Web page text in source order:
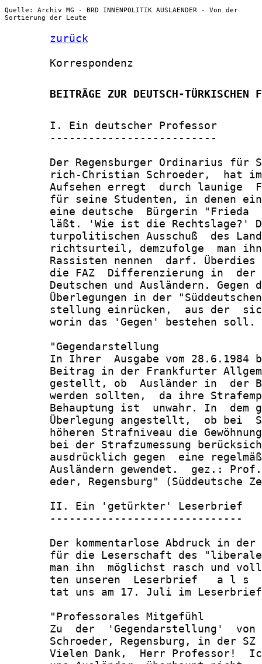
Quelle: Archiv MG - BRD INNENPOLITIK AUSLAENDER - Von der
Sortierung der Leute
zurück
       Korrespondenz
BEITRÄGE ZUR DEUTSCH-TÜRKISCHEN